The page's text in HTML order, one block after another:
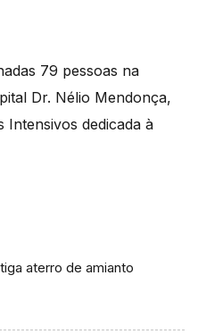
79 pessoas na
Dr. Nélio Mendonça,
Intensivos dedicada à
aterro de amianto